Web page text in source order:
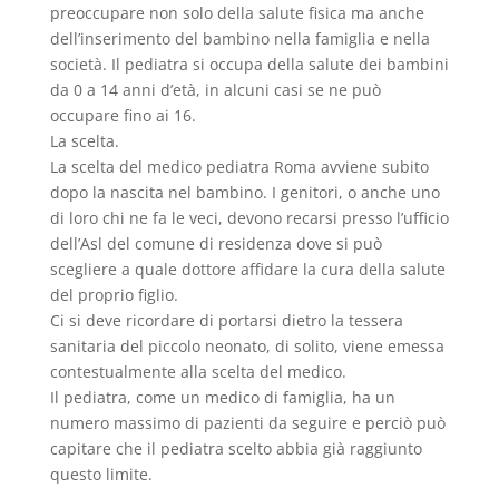
preoccupare non solo della salute fisica ma anche
dell’inserimento del bambino nella famiglia e nella
società. Il pediatra si occupa della salute dei bambini
da 0 a 14 anni d’età, in alcuni casi se ne può
occupare fino ai 16.
La scelta.
La scelta del medico pediatra Roma avviene subito
dopo la nascita nel bambino. I genitori, o anche uno
di loro chi ne fa le veci, devono recarsi presso l’ufficio
dell’Asl del comune di residenza dove si può
scegliere a quale dottore affidare la cura della salute
del proprio figlio.
Ci si deve ricordare di portarsi dietro la tessera
sanitaria del piccolo neonato, di solito, viene emessa
contestualmente alla scelta del medico.
Il pediatra, come un medico di famiglia, ha un
numero massimo di pazienti da seguire e perciò può
capitare che il pediatra scelto abbia già raggiunto
questo limite.